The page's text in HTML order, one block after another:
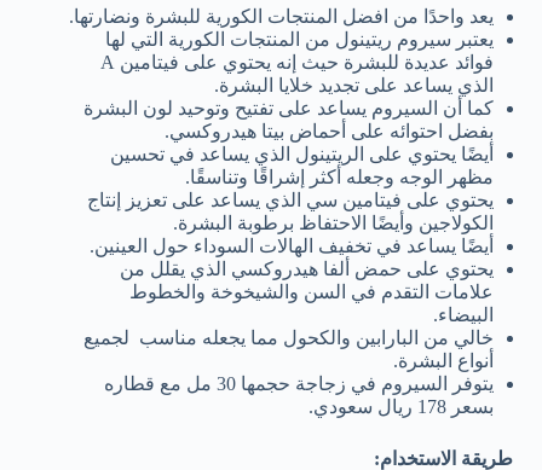
يعد واحدًا من افضل المنتجات الكورية للبشرة ونضارتها.
يعتبر سيروم ريتينول من المنتجات الكورية التي لها
فوائد عديدة للبشرة حيث إنه يحتوي على فيتامين A
الذي يساعد على تجديد خلايا البشرة.
كما أن السيروم يساعد على تفتيح وتوحيد لون البشرة
بفضل احتوائه على أحماض بيتا هيدروكسي.
أيضًا يحتوي على الريتينول الذي يساعد في تحسين
مظهر الوجه وجعله أكثر إشراقًا وتناسقًا.
يحتوي على فيتامين سي الذي يساعد على تعزيز إنتاج
الكولاجين وأيضًا الاحتفاظ برطوبة البشرة.
أيضًا يساعد في تخفيف الهالات السوداء حول العينين.
يحتوي على حمض ألفا هيدروكسي الذي يقلل من
علامات التقدم في السن والشيخوخة والخطوط
البيضاء.
خالي من البارابين والكحول مما يجعله مناسب لجميع
أنواع البشرة.
يتوفر السيروم في زجاجة حجمها 30 مل مع قطاره
بسعر 178 ريال سعودي.
طريقة الاستخدام: